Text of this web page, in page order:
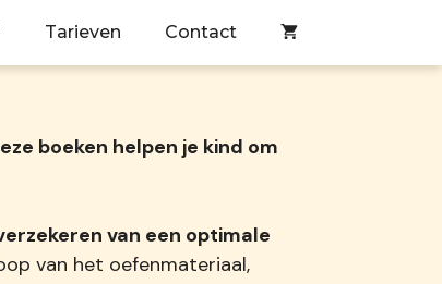
Tarieven Contact
boeken helpen je kind om
van een optimale
van het oefenmateriaal,